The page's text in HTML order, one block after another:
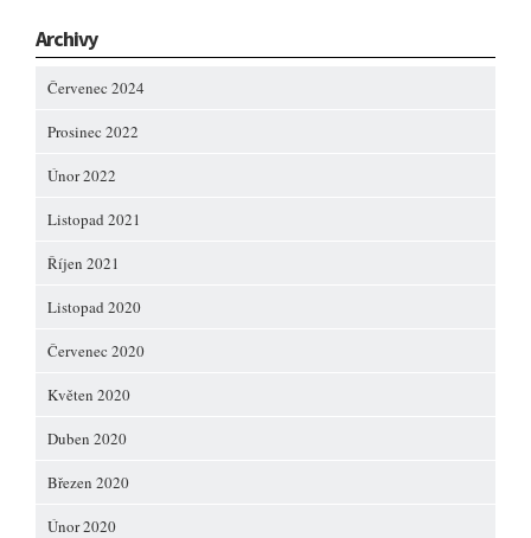
Archivy
Červenec 2024
Prosinec 2022
Únor 2022
Listopad 2021
Říjen 2021
Listopad 2020
Červenec 2020
Květen 2020
Duben 2020
Březen 2020
Únor 2020